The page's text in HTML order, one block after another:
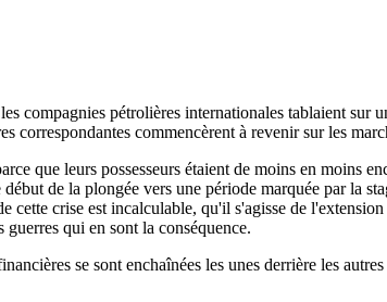
compagnies pétrolières internationales tablaient
correspondantes commencèrent à revenir sur les
que leurs possesseurs étaient de moins en
de la plongée vers une période marquée par la
crise est incalculable, qu'il s'agisse de
qui en sont la conséquence.
se sont enchaînées les unes derrière les